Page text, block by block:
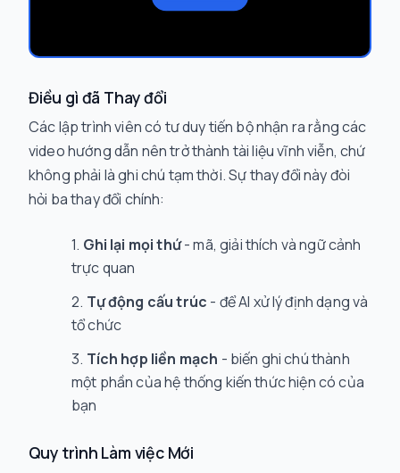
Điều gì đã Thay đổi
Các lập trình viên có tư duy tiến bộ nhận ra rằng các
video hướng dẫn nên trở thành tài liệu vĩnh viễn, chứ
không phải là ghi chú tạm thời. Sự thay đổi này đòi
hỏi ba thay đổi chính:
Ghi lại mọi thứ- mã, giải thích và ngữ cảnh
trực quan
Tự động cấu trúc - để AI xử lý định dạng và
tổ chức
Tích hợp liền mạch - biến ghi chú thành
một phần của hệ thống kiến thức hiện có của
bạn
Quy trình Làm việc Mới